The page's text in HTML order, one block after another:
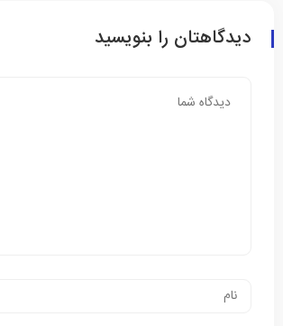
دیدگاهتان را بنویسید